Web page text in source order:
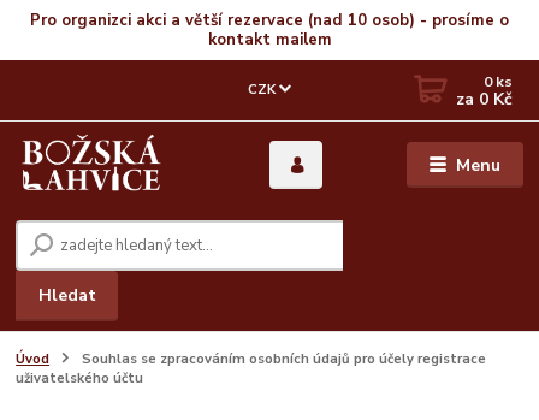
Pro organizci akci a větší rezervace (nad 10 osob) - prosíme o
kontakt mailem
Menu
CZK
Hledat
0ks
za 0 Kč
Úvod
Souhlas se zpracováním osobních údajů pro účely registrace
uživatelského účtu